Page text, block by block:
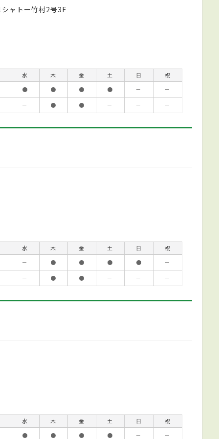
ャトー竹村2号3F
水 木 金 土 日
祝
● ● ● ● －
－
－ ● ● － － －
水 木 金 土 日
祝
－ ● ● ● ●
－
－ ● ● － － －
水 木 金 土 日
祝
● ● ● ● － －